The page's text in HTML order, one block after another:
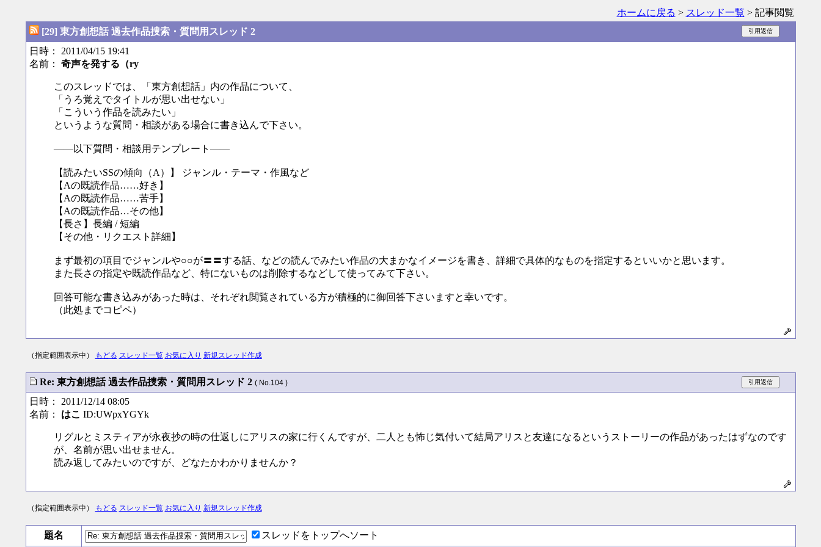
ホームに戻る > スレッド一覧 > 記事閲覧
[29] 東方創想話 過去作品捜索・質問用スレッド 2
日時： 2011/04/15 19:41
名前： 奇声を発する（ry
このスレッドでは、「東方創想話」内の作品について、
「うろ覚えでタイトルが思い出せない」
「こういう作品を読みたい」
というような質問・相談がある場合に書き込んで下さい。
――以下質問・相談用テンプレート――
【読みたいSSの傾向（A）】 ジャンル・テーマ・作風など
【Aの既読作品……好き】
【Aの既読作品……苦手】
【Aの既読作品…その他】
【長さ】長編 / 短編
【その他・リクエスト詳細】
まず最初の項目でジャンルや○○が〓〓する話、などの読んでみたい作品の大まかなイメージを書き、詳細で具体的なものを指定するといいかと思います。
また長さの指定や既読作品など、特にないものは削除するなどして使ってみて下さい。
回答可能な書き込みがあった時は、それぞれ閲覧されている方が積極的に御回答下さいますと幸いです。
（此処までコピペ）
（指定範囲表示中） もどる スレッド一覧 お気に入り 新規スレッド作成
Re: 東方創想話 過去作品捜索・質問用スレッド 2 ( No.104 )
日時： 2011/12/14 08:05
名前： はこ ID:UWpxYGYk
リグルとミスティアが永夜抄の時の仕返しにアリスの家に行くんですが、二人とも怖じ気付いて結局アリスと友達になるというストーリーの作品があったはずなのです
が、名前が思い出せません。
読み返してみたいのですが、どなたかわかりませんか？
（指定範囲表示中） もどる スレッド一覧 お気に入り 新規スレッド作成
題名 スレッドをトップへソート